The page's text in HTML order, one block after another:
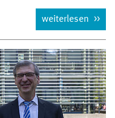
weiterlesen